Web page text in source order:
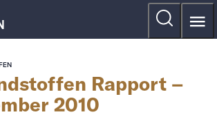
Rapport –
2010